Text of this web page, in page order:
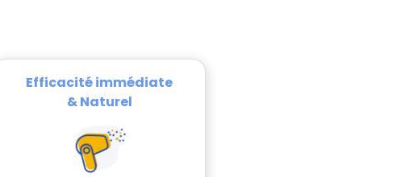
Efficacité immédiate
& Naturel